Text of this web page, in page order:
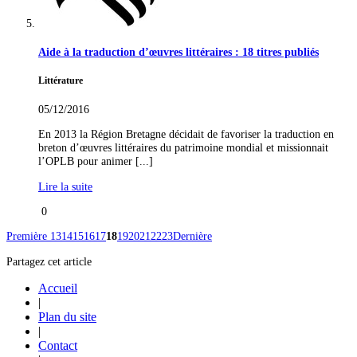
Aide à la traduction d’œuvres littéraires : 18 titres publiés
Littérature
05/12/2016
En 2013 la Région Bretagne décidait de favoriser la traduction en
breton d’œuvres littéraires du patrimoine mondial et missionnait
l’OPLB pour animer [...]
Lire la suite
0
Première 1314151617181920212223Dernière
Partagez cet article
Accueil
|
Plan du site
|
Contact